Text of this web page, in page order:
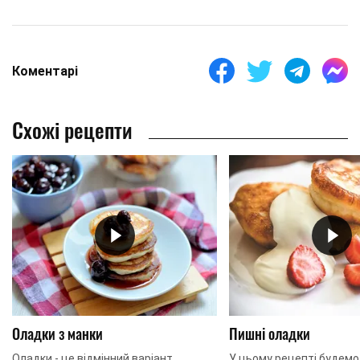
Коментарі
Схожі рецепти
Оладки з манки Пишні оладки